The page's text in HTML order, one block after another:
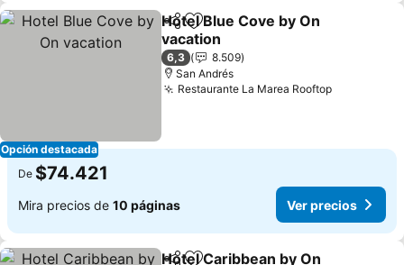
Opción destacada
CompartirAgregar a favoritos
Hotel Blue Cove by On
vacation
6,3
8.509
San Andrés
Restaurante La Marea Rooftop
De $74.421
Mira precios de 10 páginas Ver precios
Hotel Caribbean by On